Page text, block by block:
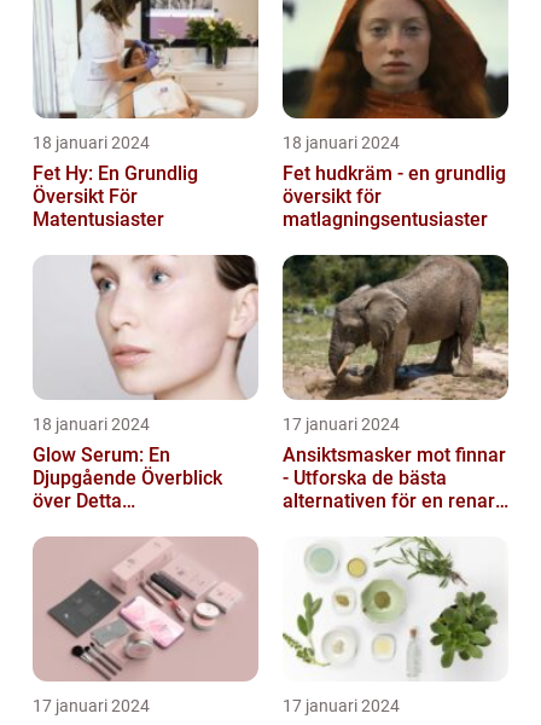
18 januari 2024
Fet Hy: En Grundlig
Översikt För
Matentusiaster
18 januari 2024
Fet hudkräm - en grundlig
översikt för
matlagningsentusiaster
18 januari 2024
Glow Serum: En
Djupgående Överblick
över Detta
17 januari 2024
Ansiktsmasker mot finnar
- Utforska de bästa
alternativen för en renare
17 januari 2024 17 januari 2024